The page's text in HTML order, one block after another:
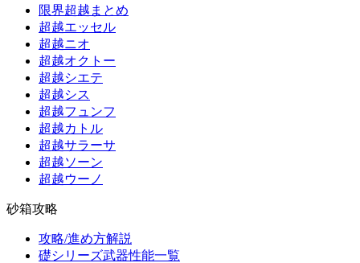
限界超越まとめ
超越エッセル
超越ニオ
超越オクトー
超越シエテ
超越シス
超越フュンフ
超越カトル
超越サラーサ
超越ソーン
超越ウーノ
砂箱攻略
攻略/進め方解説
礎シリーズ武器性能一覧